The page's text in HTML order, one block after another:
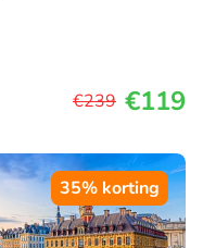
€239 €119
35% korting